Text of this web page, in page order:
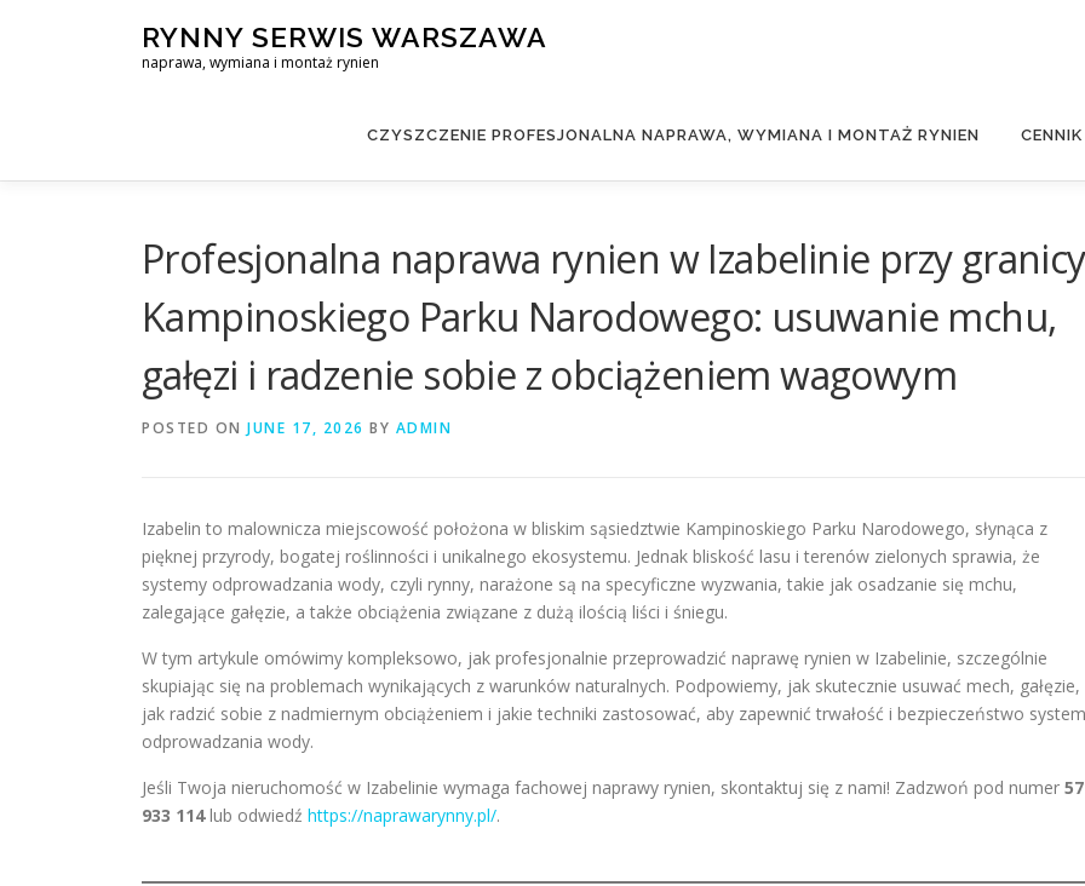
RYNNY SERWIS WARSZAWA
naprawa, wymiana i montaż rynien
CZYSZCZENIE PROFESJONALNA NAPRAWA, WYMIANA I MONTAŻ RYNIEN CENNIK
Profesjonalna naprawa rynien w Izabelinie przy granicy
Kampinoskiego Parku Narodowego: usuwanie mchu,
gałęzi i radzenie sobie z obciążeniem wagowym
POSTED ON JUNE 17, 2026 BY ADMIN
Izabelin to malownicza miejscowość położona w bliskim sąsiedztwie Kampinoskiego Parku Narodowego, słynąca z
pięknej przyrody, bogatej roślinności i unikalnego ekosystemu. Jednak bliskość lasu i terenów zielonych sprawia, że
systemy odprowadzania wody, czyli rynny, narażone są na specyficzne wyzwania, takie jak osadzanie się mchu,
zalegające gałęzie, a także obciążenia związane z dużą ilością liści i śniegu.
W tym artykule omówimy kompleksowo, jak profesjonalnie przeprowadzić naprawę rynien w Izabelinie, szczególnie
skupiając się na problemach wynikających z warunków naturalnych. Podpowiemy, jak skutecznie usuwać mech, gałęzie,
jak radzić sobie z nadmiernym obciążeniem i jakie techniki zastosować, aby zapewnić trwałość i bezpieczeństwo
odprowadzania wody.
Jeśli Twoja nieruchomość w Izabelinie wymaga fachowej naprawy rynien, skontaktuj się z nami! Zadzwoń pod numer
933 114lub odwiedź https://naprawarynny.pl/.